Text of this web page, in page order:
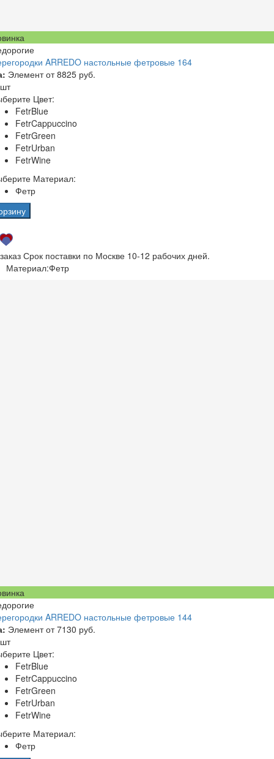
ARREDO настольные фетровые 164
Элемент от 8825 руб.
Цвет:
FetrBlue
FetrCappuccino
FetrGreen
FetrUrban
FetrWine
Материал:
Фетр
Срок поставки по Москве 10-12 рабочих дней.
Материал:Фетр
ARREDO настольные фетровые 144
Элемент от 7130 руб.
Цвет:
FetrBlue
FetrCappuccino
FetrGreen
FetrUrban
FetrWine
Материал:
Фетр